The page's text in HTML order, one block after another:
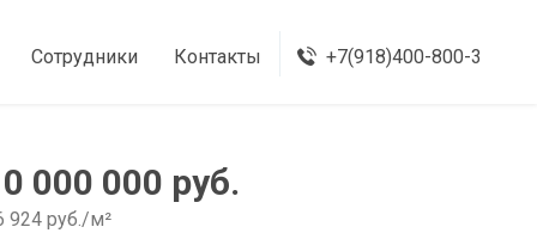
Сотрудники Контакты +7(918)400-800-3
000 000 руб.
924 руб./м²